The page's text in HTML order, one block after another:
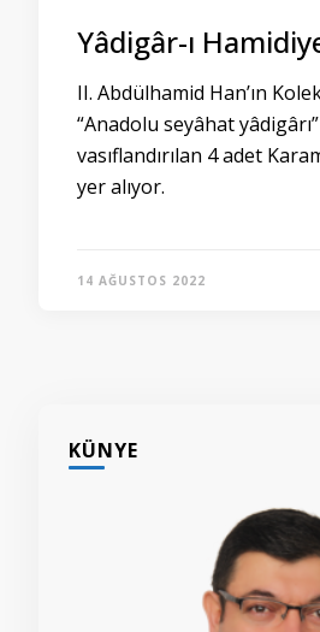
Yâdigâr-ı
II. Abdülhamid Han’ın
“Anadolu seyâhat
vasıflandırılan 4 adet
yer alıyor.
14 AĞUSTOS 2022
KÜNYE